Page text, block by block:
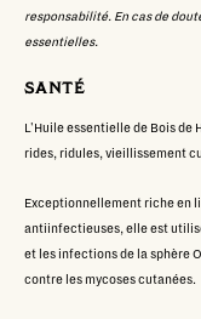
responsabilité. En cas de
essentielles.
SANTÉ
L'Huile essentielle de Bois de
rides, ridules, vieillissement
Exceptionnellement riche en
antiinfectieuses, elle est
et les infections de la sphère
contre les mycoses cutanées.